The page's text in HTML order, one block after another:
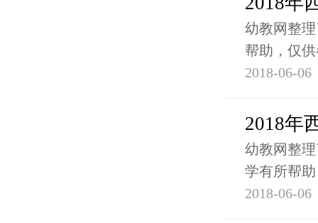
幼教网整
帮助，仅
2018-06-06
2018年
幼教网整
学有所帮
2018-06-06